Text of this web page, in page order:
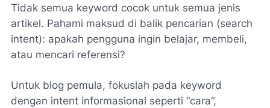
Tidak semua keyword cocok untuk semua jenis
artikel. Pahami maksud di balik pencarian (search
intent): apakah pengguna ingin belajar, membeli,
atau mencari referensi?
Untuk blog pemula, fokuslah pada keyword
dengan intent informasional seperti “cara”,